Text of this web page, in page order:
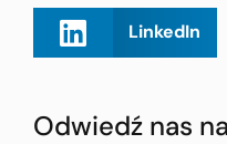
LinkedIn
Odwiedź nas na